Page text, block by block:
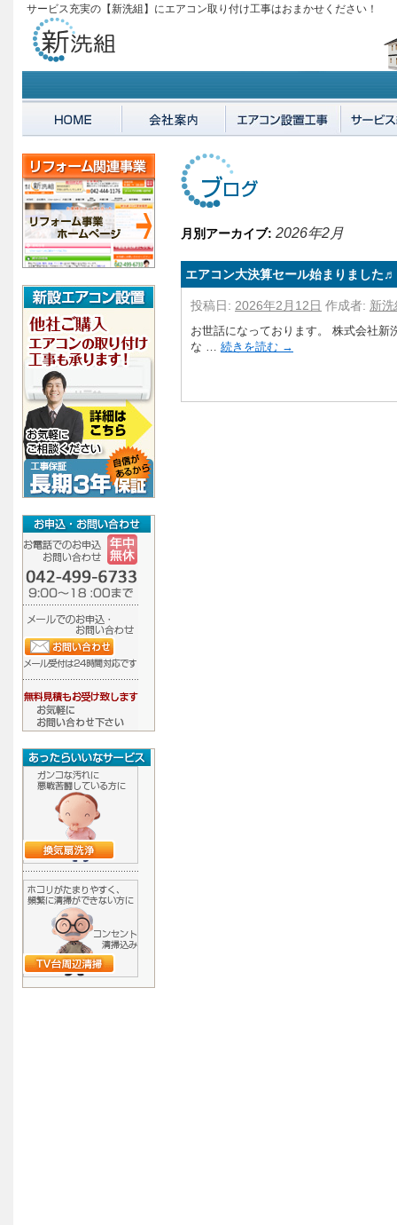
サービス充実の【新洗組】にエアコン取り付け工事はおまかせください！
月別アーカイブ: 2026年2月
エアコン大決算セール始まりました♬
投稿日: 2026年2月12日 作成者: 新洗
お世話になっております。 株式会社
な … 続きを読む →